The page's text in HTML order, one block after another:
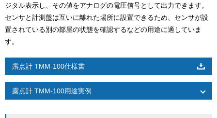
ジタル表示し、その値をアナログの電圧信号として出力できます。
センサと計測盤は互いに離れた場所に設置できるため、センサが設
置されている別の部屋の状態を確認するなどの用途に適していま
す。
露点計 TMM-100仕様書
露点計 TMM-100用途実例